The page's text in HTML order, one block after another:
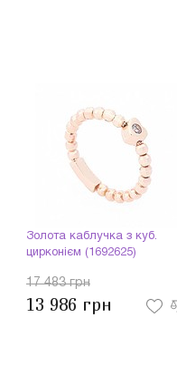
Золота каблучка з куб.
цирконієм (1692625)
17 483 грн
13 986 грн